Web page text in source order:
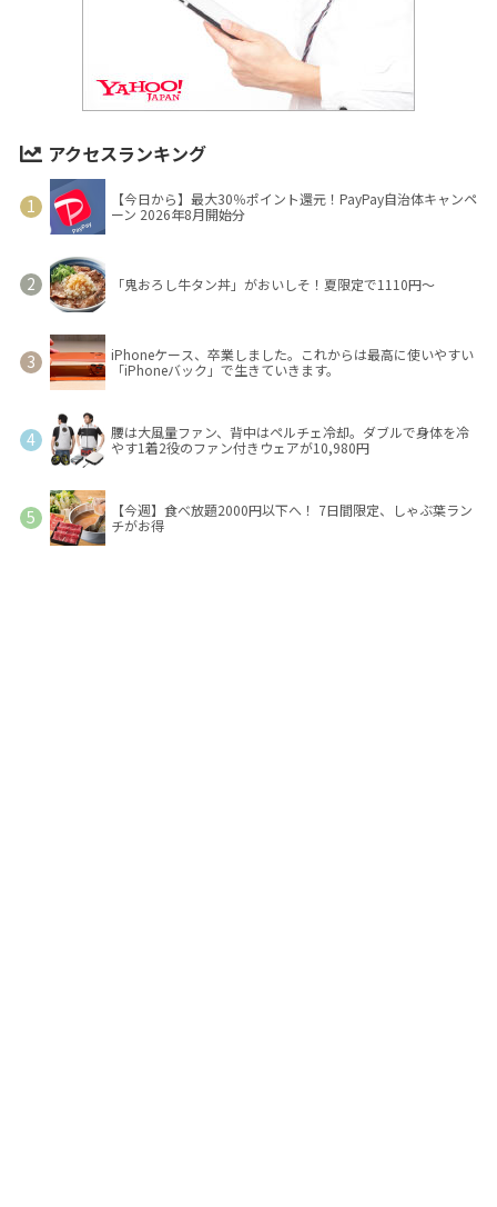
アクセスランキング
【今日から】最大30％ポイント還元！PayPay自治体キャンペ
ーン 2026年8月開始分
「鬼おろし牛タン丼」がおいしそ！夏限定で1110円～
iPhoneケース、卒業しました。これからは最高に使いやすい
「iPhoneバック」で生きていきます。
腰は大風量ファン、背中はペルチェ冷却。ダブルで身体を冷
やす1着2役のファン付きウェアが10,980円
【今週】食べ放題2000円以下へ！ 7日間限定、しゃぶ葉ラン
チがお得